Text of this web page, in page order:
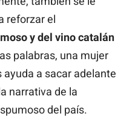
reforzar el
y del vino catalán
palabras, una mujer
a sacar adelante
narrativa de la
del país.